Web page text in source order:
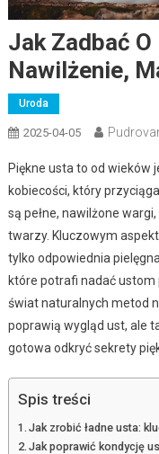
Jak Zadbać
Nawilżenie,
Uroda
2025-04-05
Piękne usta to od wieków
kobiecości, który
są pełne, nawilżone
twarzy. Kluczowym
tylko odpowiednia
które potrafi nadać ustom
świat naturalnych metod
poprawią wygląd ust, ale
gotowa odkryć sekrety
Spis treści
Jak zrobić ładne usta:
Jak poprawić kondycję